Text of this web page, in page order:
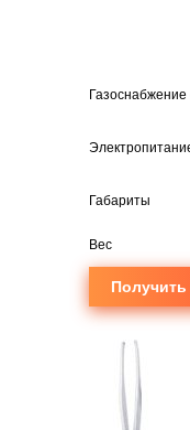
Газоснабжение
Габариты
Вес